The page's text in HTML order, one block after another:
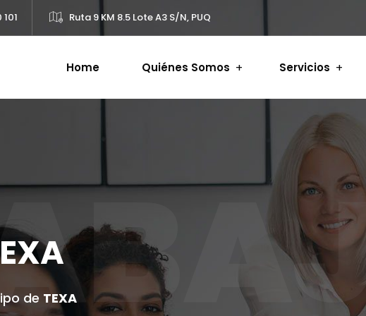
Ruta 9 KM 8.5 Lote A3 S/N, PUQ
Home Quiénes Somos Servicios
de TEXA